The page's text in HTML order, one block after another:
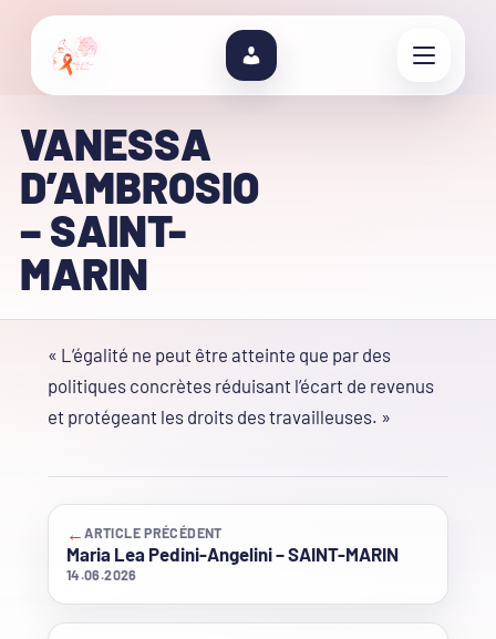
VANESSA
D’AMBROSIO
– SAINT-
MARIN
« L’égalité ne peut être atteinte que par des
politiques concrètes réduisant l’écart de revenus
et protégeant les droits des travailleuses. »
←ARTICLE PRÉCÉDENT
Maria Lea Pedini-Angelini – SAINT-MARIN
14.06.2026